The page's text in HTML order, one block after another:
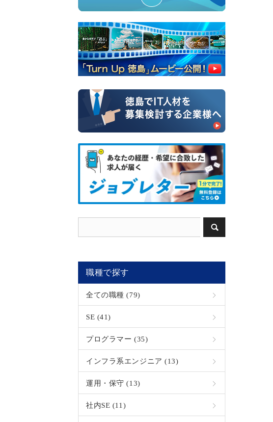
職種で探す
全ての職種 (79)
SE (41)
プログラマー (35)
インフラ系エンジニア (13)
運用・保守 (13)
社内SE (11)